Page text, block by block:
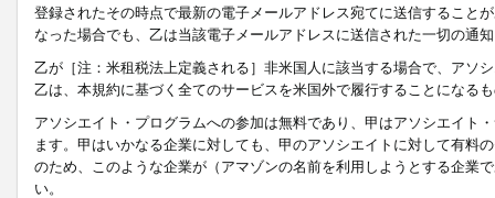
登録されたその時点で最新の電子メールアドレス宛てに送信すること
なった場合でも、乙は当該電子メールアドレスに送信された一切の通
乙が［注：米租税法上定義される］非米国人に該当する場合で、アソ
乙は、本規約に基づく全てのサービスを米国外で履行することになる
アソシエイト・プログラムへの参加は無料であり、甲はアソシエイト
ます。甲はいかなる企業に対しても、甲のアソシエイトに対して有料
のため、このような企業が（アマゾンの名前を利用しようとする企業
い。